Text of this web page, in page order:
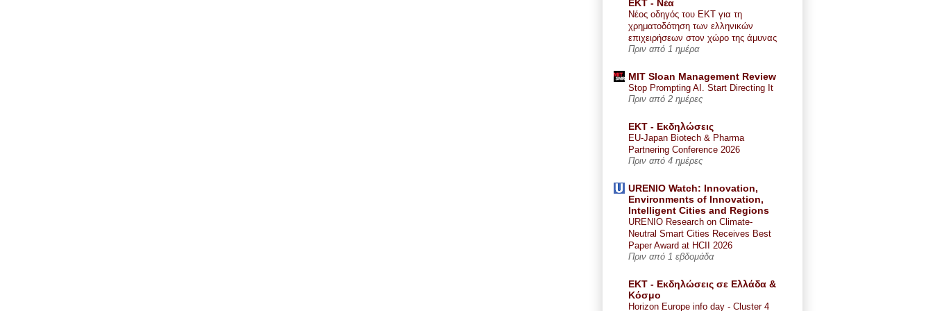
ΕΚΤ - Nέα
Νέος οδηγός του ΕΚΤ για τη
χρηματοδότηση των ελληνικών
επιχειρήσεων στον χώρο της άμυνας
Πριν από 1 ημέρα
MIT Sloan Management Review
Stop Prompting AI. Start Directing It
Πριν από 2 ημέρες
ΕΚΤ - Εκδηλώσεις
EU-Japan Biotech & Pharma
Partnering Conference 2026
Πριν από 4 ημέρες
URENIO Watch: Innovation,
Environments of Innovation,
Intelligent Cities and Regions
URENIO Research on Climate-
Neutral Smart Cities Receives Best
Paper Award at HCII 2026
Πριν από 1 εβδομάδα
ΕΚΤ - Εκδηλώσεις σε Ελλάδα &
Κόσμο
Horizon Europe info day - Cluster 4